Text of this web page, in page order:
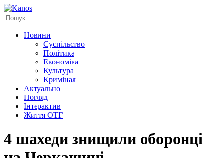
Новини
Суспільство
Політика
Економіка
Культура
Кримінал
Актуально
Погляд
Інтерактив
Життя ОТГ
4 шахеди знищили оборонці